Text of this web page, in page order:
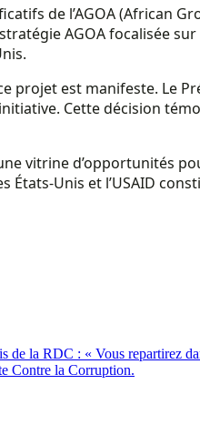
de l’AGOA (African
AGOA focalisée
est manifeste. Le
Cette décision
vitrine
Unis et l’USAID
de la RDC : « Vous repartirez
Contre la Corruption.